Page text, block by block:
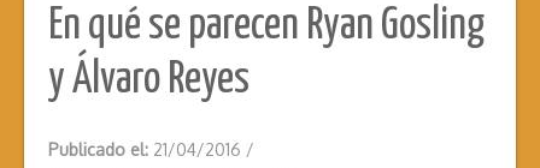
En qué se parecen Ryan Gosling
y Álvaro Reyes
Publicado el: 21/04/2016 /